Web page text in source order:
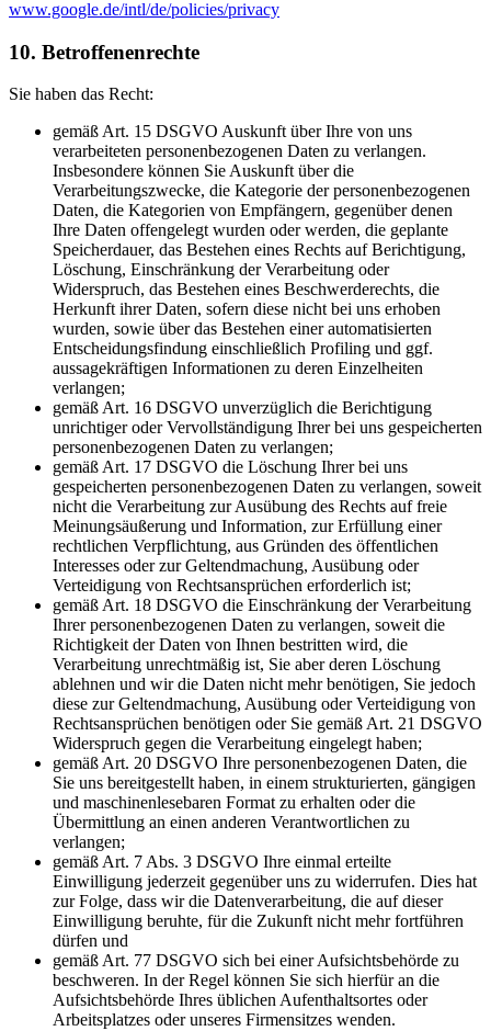
www.google.de/intl/de/policies/privacy
10. Betroffenenrechte
Sie haben das Recht:
gemäß Art. 15 DSGVO Auskunft über Ihre von uns
verarbeiteten personenbezogenen Daten zu verlangen.
Insbesondere können Sie Auskunft über die
Verarbeitungszwecke, die Kategorie der personenbezogenen
Daten, die Kategorien von Empfängern, gegenüber denen
Ihre Daten offengelegt wurden oder werden, die geplante
Speicherdauer, das Bestehen eines Rechts auf Berichtigung,
Löschung, Einschränkung der Verarbeitung oder
Widerspruch, das Bestehen eines Beschwerderechts, die
Herkunft ihrer Daten, sofern diese nicht bei uns erhoben
wurden, sowie über das Bestehen einer automatisierten
Entscheidungsfindung einschließlich Profiling und ggf.
aussagekräftigen Informationen zu deren Einzelheiten
verlangen;
gemäß Art. 16 DSGVO unverzüglich die Berichtigung
unrichtiger oder Vervollständigung Ihrer bei uns gespeicherten
personenbezogenen Daten zu verlangen;
gemäß Art. 17 DSGVO die Löschung Ihrer bei uns
gespeicherten personenbezogenen Daten zu verlangen, soweit
nicht die Verarbeitung zur Ausübung des Rechts auf freie
Meinungsäußerung und Information, zur Erfüllung einer
rechtlichen Verpflichtung, aus Gründen des öffentlichen
Interesses oder zur Geltendmachung, Ausübung oder
Verteidigung von Rechtsansprüchen erforderlich ist;
gemäß Art. 18 DSGVO die Einschränkung der Verarbeitung
Ihrer personenbezogenen Daten zu verlangen, soweit die
Richtigkeit der Daten von Ihnen bestritten wird, die
Verarbeitung unrechtmäßig ist, Sie aber deren Löschung
ablehnen und wir die Daten nicht mehr benötigen, Sie jedoch
diese zur Geltendmachung, Ausübung oder Verteidigung von
Rechtsansprüchen benötigen oder Sie gemäß Art. 21 DSGVO
Widerspruch gegen die Verarbeitung eingelegt haben;
gemäß Art. 20 DSGVO Ihre personenbezogenen Daten, die
Sie uns bereitgestellt haben, in einem strukturierten, gängigen
und maschinenlesebaren Format zu erhalten oder die
Übermittlung an einen anderen Verantwortlichen zu
verlangen;
gemäß Art. 7 Abs. 3 DSGVO Ihre einmal erteilte
Einwilligung jederzeit gegenüber uns zu widerrufen. Dies hat
zur Folge, dass wir die Datenverarbeitung, die auf dieser
Einwilligung beruhte, für die Zukunft nicht mehr fortführen
dürfen und
gemäß Art. 77 DSGVO sich bei einer Aufsichtsbehörde zu
beschweren. In der Regel können Sie sich hierfür an die
Aufsichtsbehörde Ihres üblichen Aufenthaltsortes oder
Arbeitsplatzes oder unseres Firmensitzes wenden.